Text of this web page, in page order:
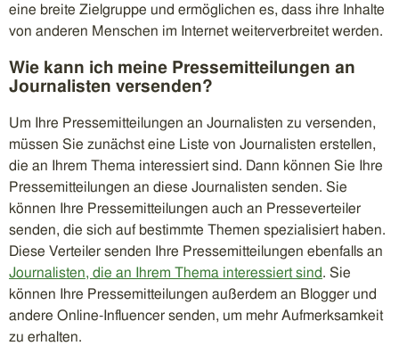
eine breite Zielgruppe und ermöglichen es, dass ihre Inhalte
von anderen Menschen im Internet weiterverbreitet werden.
Wie kann ich meine Pressemitteilungen an
Journalisten versenden?
Um Ihre Pressemitteilungen an Journalisten zu versenden,
müssen Sie zunächst eine Liste von Journalisten erstellen,
die an Ihrem Thema interessiert sind. Dann können Sie Ihre
Pressemitteilungen an diese Journalisten senden. Sie
können Ihre Pressemitteilungen auch an Presseverteiler
senden, die sich auf bestimmte Themen spezialisiert haben.
Diese Verteiler senden Ihre Pressemitteilungen ebenfalls an
Journalisten, die an Ihrem Thema interessiert sind. Sie
können Ihre Pressemitteilungen außerdem an Blogger und
andere Online-Influencer senden, um mehr Aufmerksamkeit
zu erhalten.